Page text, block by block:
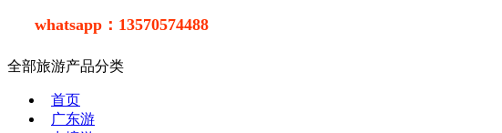
whatsapp： 13570574488
全部旅游产品分类
首页
广东游